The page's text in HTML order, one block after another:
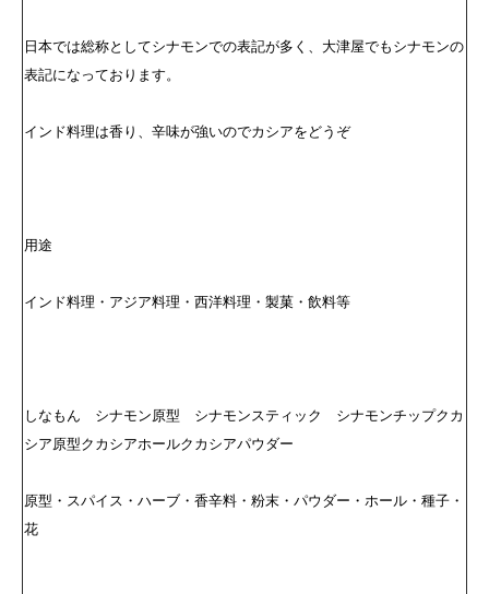
日本では総称としてシナモンでの表記が多く、大津屋でもシナモンの
表記になっております。
インド料理は香り、辛味が強いのでカシアをどうぞ
用途
インド料理・アジア料理・西洋料理・製菓・飲料等
しなもん シナモン原型 シナモンスティック シナモンチップクカ
シア原型クカシアホールクカシアパウダー
原型・スパイス・ハーブ・香辛料・粉末・パウダー・ホール・種子・
花